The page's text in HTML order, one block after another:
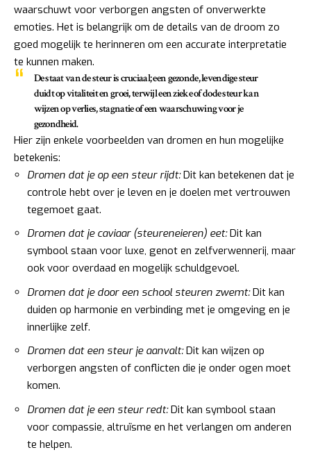
waarschuwt voor verborgen angsten of onverwerkte
emoties. Het is belangrijk om de details van de droom zo
goed mogelijk te herinneren om een accurate interpretatie
te kunnen maken.
De staat van de steur is cruciaal; een gezonde, levendige steur
duidt op vitaliteit en groei, terwijl een zieke of dode steur kan
wijzen op verlies, stagnatie of een waarschuwing voor je
gezondheid.
Hier zijn enkele voorbeelden van dromen en hun mogelijke
betekenis:
Dromen dat je op een steur rijdt:Dit kan betekenen dat je
controle hebt over je leven en je doelen met vertrouwen
tegemoet gaat.
Dromen dat je caviaar (steureneieren) eet:Dit kan
symbool staan voor luxe, genot en zelfverwennerij, maar
ook voor overdaad en mogelijk schuldgevoel.
Dromen dat je door een school steuren zwemt:Dit kan
duiden op harmonie en verbinding met je omgeving en je
innerlijke zelf.
Dromen dat een steur je aanvalt:Dit kan wijzen op
verborgen angsten of conflicten die je onder ogen moet
komen.
Dromen dat je een steur redt:Dit kan symbool staan
voor compassie, altruïsme en het verlangen om anderen
te helpen.